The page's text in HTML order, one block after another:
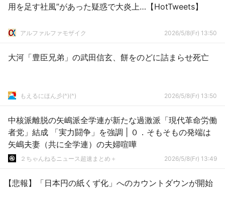
用を足す社風”があった疑惑で大炎上…【HotTweets】
アルファルファモザイク 2026/5/8(Fr) 13:50
大河「豊臣兄弟」の武田信玄、餅をのどに詰まらせ死亡
もえるにほん彡(^)(^) 2026/5/8(Fr) 13:50
中核派離脱の矢嶋派全学連が新たな過激派「現代革命労働
者党」結成 「実力闘争」を強調 | ０．そもそもの発端は
矢嶋夫妻（共に全学連）の夫婦喧嘩
２ちゃんねるニュース超速まとめ＋ 2026/5/8(Fr) 13:49
【悲報】「日本円の紙くず化」へのカウントダウンが開始